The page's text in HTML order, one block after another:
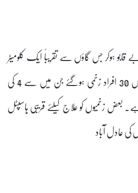
ہوکر جس گاؤں سے تقریباً ایک کلومیٹر
دورلٹ گئی۔ اس حادثہ میں 30 افراد زخمی ہوگئے جن میں سے 4 کی
بعض زخمیوں کو علاج کیلئے قریبی ہاسپٹل
کی عادل آباد